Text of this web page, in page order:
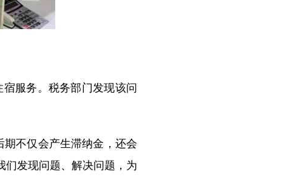
服务。税务部门发现该问
不仅会产生滞纳金，还会
们发现问题、解决问题，为